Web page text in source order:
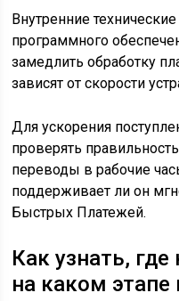
Внутренние
программного
замедлить обработку
зависят от скорости
Для ускорения
проверять
переводы в рабочие
поддерживает ли он
Быстрых Платежей.
Как узнать,
на каком этапе